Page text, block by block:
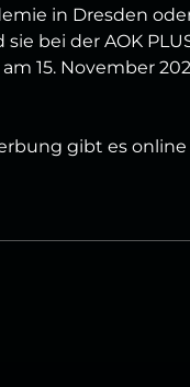
in Dresden
bei der AOK
15. November
gibt es